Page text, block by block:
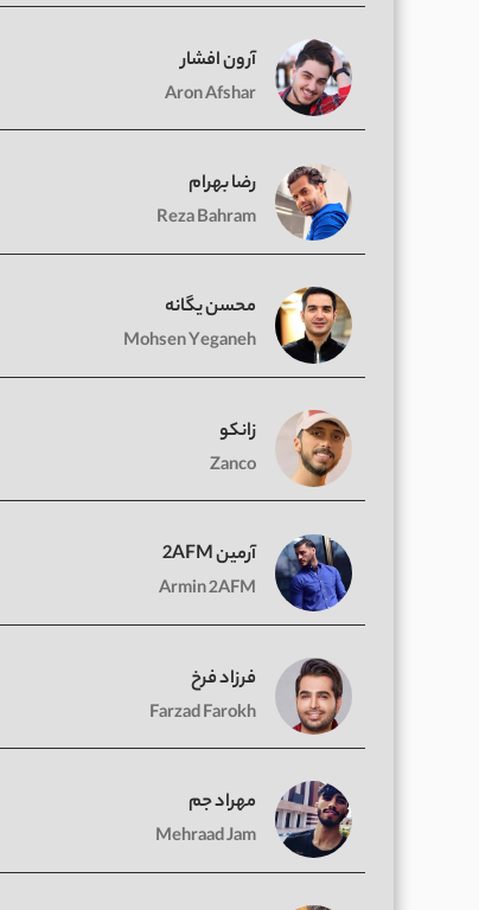
آرون افشار
Aron Afshar
رضا بهرام
Reza Bahram
محسن یگانه
Mohsen Yeganeh
زانکو
Zanco
آرمین 2AFM
Armin 2AFM
فرزاد فرخ
Farzad Farokh
مهراد جم
Mehraad Jam